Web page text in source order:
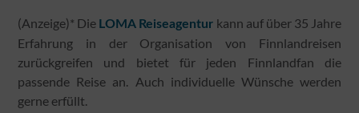
(Anzeige)* Die LOMA Reiseagentur kann auf über 35 Jahre
Erfahrung in der Organisation von Finnlandreisen
zurückgreifen und bietet für jeden Finnlandfan die
passende Reise an. Auch individuelle Wünsche werden
gerne erfüllt.